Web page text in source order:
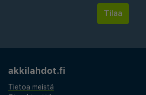
akkilahdot.fi
Tietoa meistä